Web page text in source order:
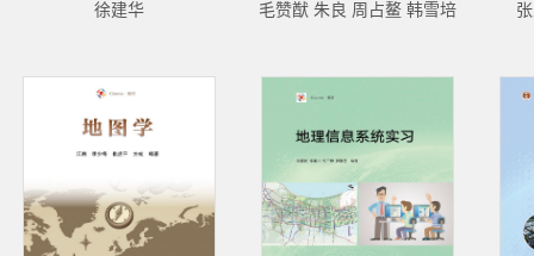
徐建华
毛赞猷 朱良 周占鳌 韩雪培